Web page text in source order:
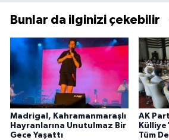
Bunlar da ilginizi çekebilir
Madrigal, Kahramanmaraşlı
Hayranlarına Unutulmaz Bir
Gece Yaşattı
AK
Tüm